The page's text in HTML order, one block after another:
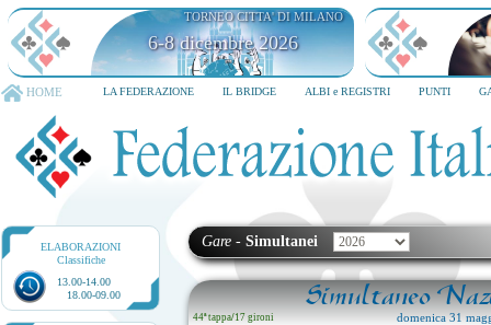
TORNEO CITTA' DI MILANO
6-8 dicembre 2026
HOME LA FEDERAZIONE IL BRIDGE ALBI e REGISTRI PUNTI
ELABORAZIONI
Classifiche
13.00-14.00
18.00-09.00
Gare - Simultanei
Simultaneo
44ª tappa/17 gironi domenica 31